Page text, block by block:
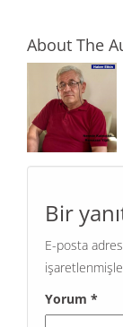
About The
Bir
E-posta
Yorum *